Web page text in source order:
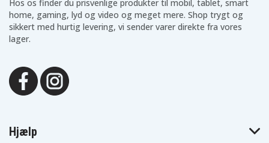
Hos os finder du prisvenlige produkter til mobil, tablet, smart
home, gaming, lyd og video og meget mere. Shop trygt og
sikkert med hurtig levering, vi sender varer direkte fra vores
lager.
Hjælp